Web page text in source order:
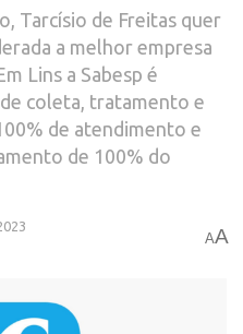
Tarcísio de Freitas quer
a melhor empresa
Lins a Sabesp é
coleta, tratamento e
de atendimento e
de 100% do
AA